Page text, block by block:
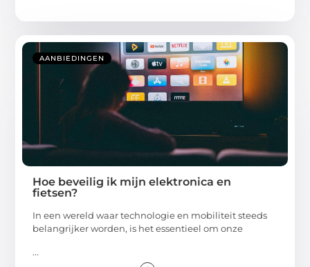
AANBIEDINGEN
Hoe beveilig ik mijn elektronica en
fietsen?
In een wereld waar technologie en mobiliteit steeds
belangrijker worden, is het essentieel om onze
...